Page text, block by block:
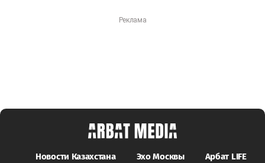
Новости Казахстана Эхо Москвы Арбат LIFE